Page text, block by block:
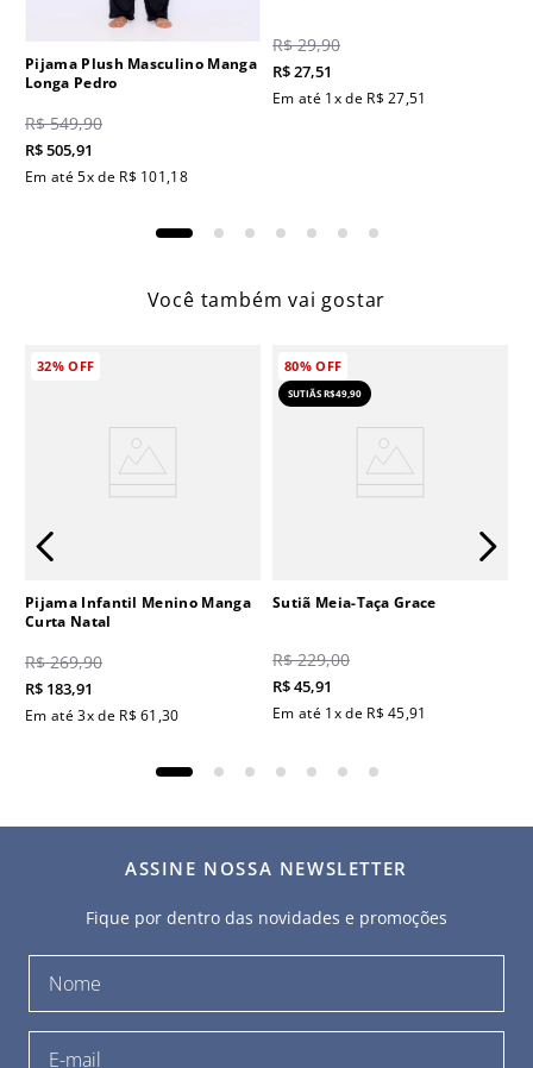
Pijama Plush Masculino Manga
Longa Pedro
R$ 549,90
R$505,91
Em até5x de R$ 101,18
R$ 29,90
R$27,51
Em até 1x de R$ 27,51
Você também vai gostar
32%OFF
Pijama Infantil Menino Manga
Curta Natal
R$ 269,90
R$ 183,91
Em até3x de R$ 61 ,30
80%OFF
SUTIÃS R$49,90
Sutiã Meia-Taça Grace
R$ 229,00
R$45,91
Em até 1x de R$ 45,91
ASSINE NOSSA NEWSLETTER
Fique por dentro das novidades e promoções